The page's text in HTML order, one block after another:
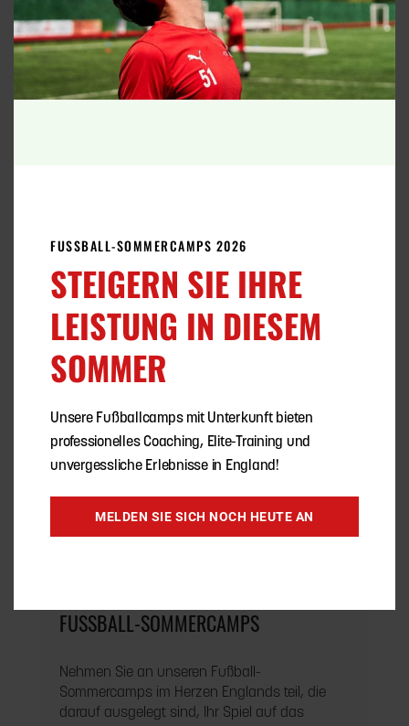
ELITE-FUSSBALLPROGRAMM
An der FCV International Football Academy
FUSSBALL-SOMMERCAMPS
Nehmen Sie an unseren Fußball-
Sommercamps im Herzen Englands teil, die
darauf ausgelegt sind, Ihr Spiel auf das
FUSSBALL-SOMMERCAMPS 2026
STEIGERN SIE IHRE
LEISTUNG IN DIESEM
SOMMER
Unsere Fußballcamps mit Unterkunft bieten
professionelles Coaching, Elite-Training und
unvergessliche Erlebnisse in England!
MELDEN SIE SICH NOCH HEUTE AN